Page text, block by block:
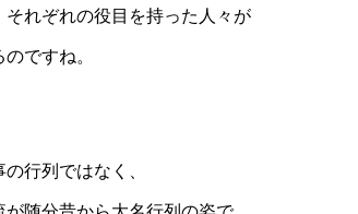
れぞれの役目を持った人々が
ですね。
行列ではなく、